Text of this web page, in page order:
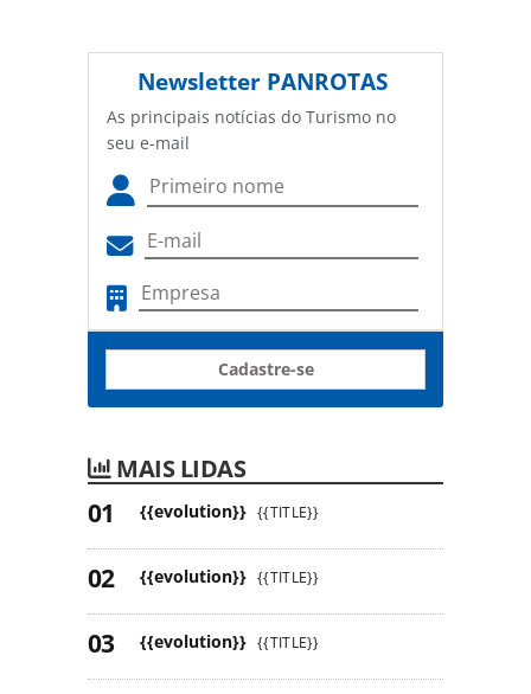
Newsletter PANROTAS
As principais notícias do Turismo no
seu e-mail
Cadastre-se
MAIS LIDAS
{{evolution}} {{TITLE}}
{{evolution}} {{TITLE}}
{{evolution}} {{TITLE}}